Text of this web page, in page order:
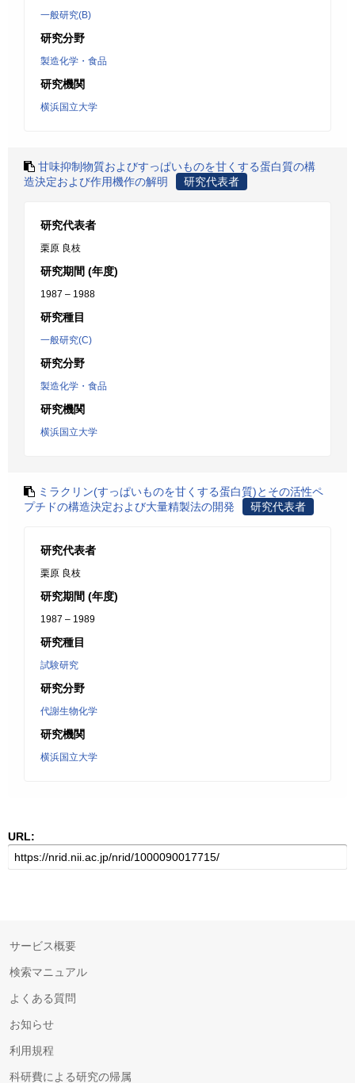
一般研究(B)
研究分野
製造化学・食品
研究機関
横浜国立大学
甘味抑制物質およびすっぱいものを甘くする蛋白質の構
造決定および作用機作の解明
研究代表者
研究代表者
栗原 良枝
研究期間 (年度)
1987 – 1988
研究種目
一般研究(C)
研究分野
製造化学・食品
研究機関
横浜国立大学
ミラクリン(すっぱいものを甘くする蛋白質)とその活性ペ
プチドの構造決定および大量精製法の開発
研究代表者
研究代表者
栗原 良枝
研究期間 (年度)
1987 – 1989
研究種目
試験研究
研究分野
代謝生物化学
研究機関
横浜国立大学
URL:
サービス概要
検索マニュアル
よくある質問
お知らせ
利用規程
科研費による研究の帰属